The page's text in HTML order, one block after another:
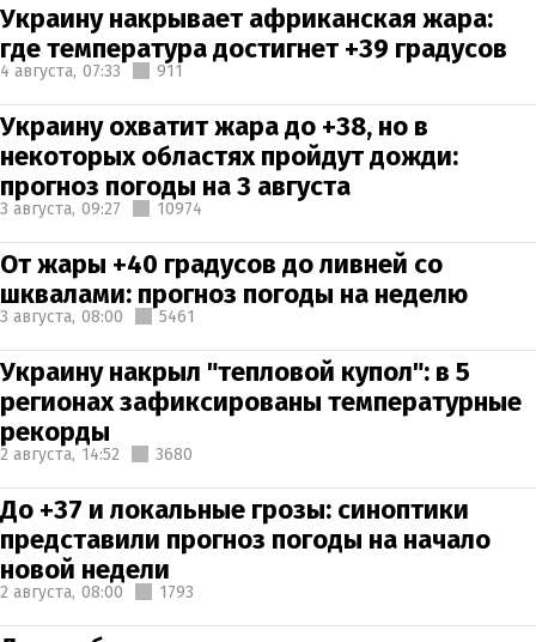
Украину накрывает африканская жара:
где температура достигнет +39 градусов
4 августа, 07:33 911
Украину охватит жара до +38, но в
некоторых областях пройдут дожди:
прогноз погоды на 3 августа
3 августа, 09:27 10974
От жары +40 градусов до ливней со
шквалами: прогноз погоды на неделю
3 августа, 08:00 5461
Украину накрыл "тепловой купол": в 5
регионах зафиксированы температурные
рекорды
2 августа, 14:52 3680
До +37 и локальные грозы: синоптики
представили прогноз погоды на начало
новой недели
2 августа, 08:00 1793